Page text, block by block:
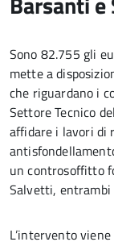
Sono 82.755 gli
mette a
che riguardano i
Settore Tecnico
affidare i lavori di
un controsoffitto
Salvetti, entrambi
L’intervento